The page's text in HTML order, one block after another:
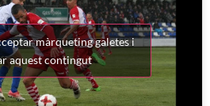
màrqueting galetes i
aquest contingut